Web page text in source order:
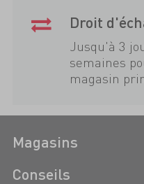
Droit
Jusqu'à 3
semaines
magasin
Magasins
Conseils